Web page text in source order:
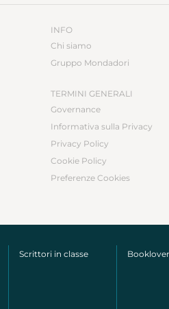
INFO
Chi siamo
Gruppo Mondadori
TERMINI GENERALI
Governance
Informativa sulla Privacy
Privacy Policy
Cookie Policy
Preferenze Cookies
Scrittori in classe